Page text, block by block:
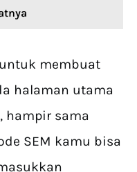
membuat
halaman utama
hampir sama
SEM kamu bisa